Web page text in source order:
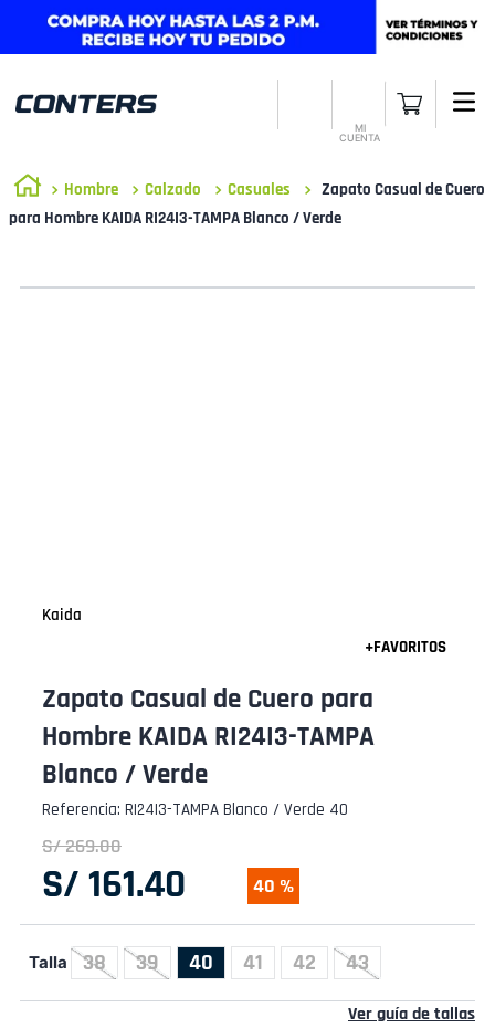
MI
CUENTA
Hombre Calzado Casuales
Zapato Casual de Cuero
para Hombre KAIDA RI24I3-TAMPA Blanco / Verde
Kaida
Zapato Casual de Cuero para
Hombre KAIDA RI24I3-TAMPA
Blanco / Verde
Referencia: RI24I3-TAMPA Blanco / Verde 40
S/269.00
S/ 161.40 40 %
Talla 38 39 40 41 42 43
Ver guía de tallas